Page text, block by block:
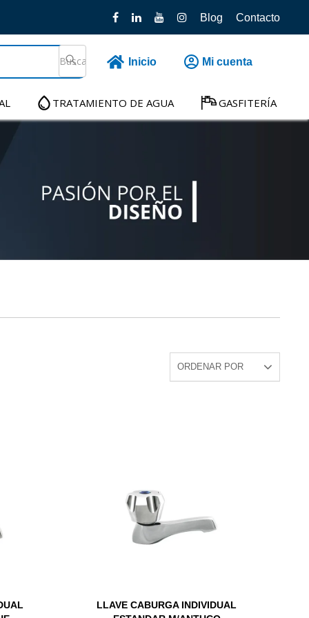
Blog Contacto
Inicio Mi cuenta
TRATAMIENTO DE AGUA GASFITERÍA
LLAVE CABURGA INDIVIDUAL